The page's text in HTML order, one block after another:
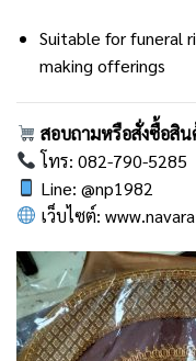
Suitable for funeral
making offerings
สอบถามหรือสั่งซื้อสิน
โทร: 082-790-5285
Line: @np1982
เว็บไซต์: